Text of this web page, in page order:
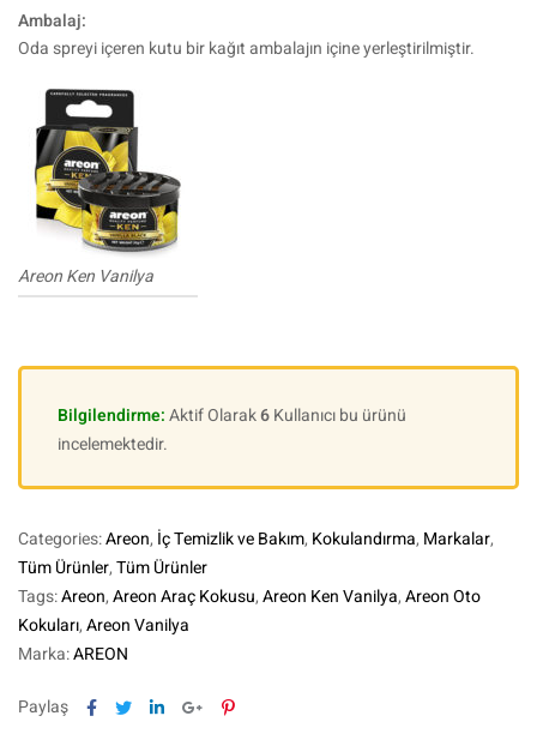
Ambalaj:
Oda spreyi içeren kutu bir kağıt ambalajın içine yerleştirilmiştir.
Areon Ken Vanilya
Bilgilendirme:Aktif Olarak6Kullanıcı bu ürünü
incelemektedir.
Categories:Areon, İç Temizlik ve Bakım, Kokulandırma, Markalar,
Tüm Ürünler,Tüm Ürünler
Tags:Areon,Areon Araç Kokusu,Areon Ken Vanilya,Areon Oto
Kokuları,Areon Vanilya
Marka:AREON
Paylaş Facebook
TwitterLinkedinGoogle+Pinterest